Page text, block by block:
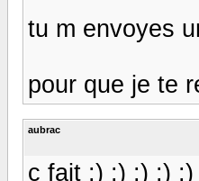
tu m envoyes
pour que je te
aubrac
c fait :) :) :) :) :)